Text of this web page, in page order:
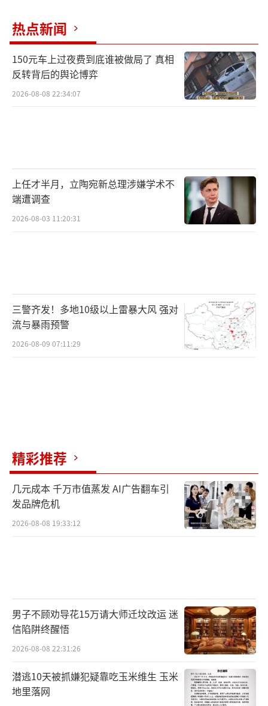
热点新闻
150元车上过夜费到底谁被做局了 真相
反转背后的舆论博弈
2026-08-08 22:34:07
上任才半月，立陶宛新总理涉嫌学术不
端遭调查
2026-08-03 11:20:31
三警齐发！多地10级以上雷暴大风 强对
流与暴雨预警
2026-08-09 07:11:29
精彩推荐
几元成本 千万市值蒸发 AI广告翻车引
发品牌危机
2026-08-08 19:33:12
男子不顾劝导花15万请大师迁坟改运 迷
信陷阱终醒悟
2026-08-08 22:31:26
潜逃10天被抓嫌犯疑靠吃玉米维生 玉米
地里落网